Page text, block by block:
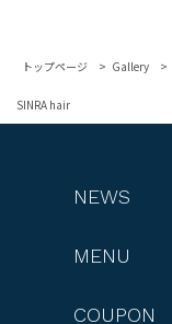
トップページ Gallery
SINRA hair
NEWS
MENU
COUPON